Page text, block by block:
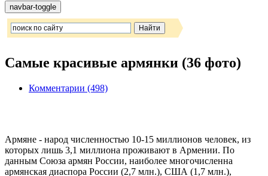
navbar-toggle
Самые красивые армянки (36 фото)
Комментарии (498)
Армяне - народ численностью 10-15 миллионов человек, из
которых лишь 3,1 миллиона проживают в Армении. По
данным Союза армян России, наиболее многочисленна
армянская диаспора России (2,7 млн.), США (1,7 млн.),